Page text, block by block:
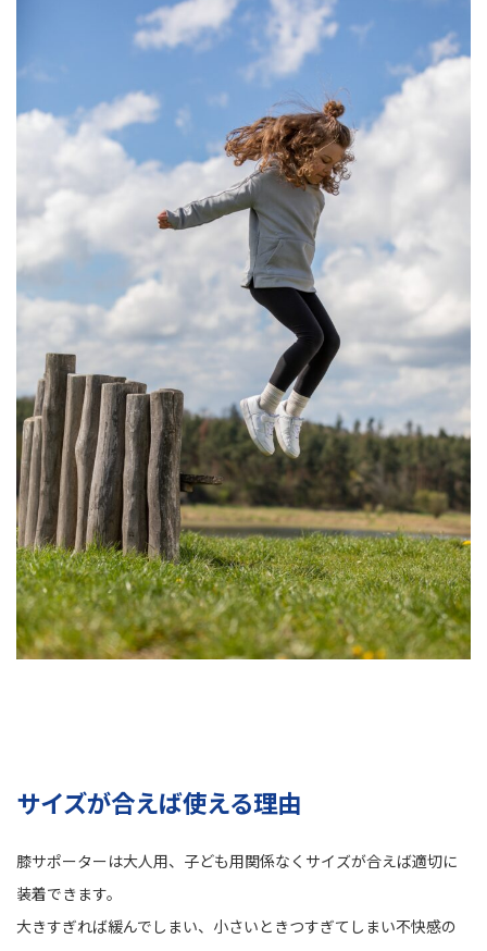
サイズが合えば使える理由
膝サポーターは大人用、子ども用関係なくサイズが合えば適切に
装着できます。
大きすぎれば緩んでしまい、小さいときつすぎてしまい不快感の